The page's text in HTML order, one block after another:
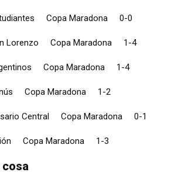
Copa Maradona 0-0
Lorenzo Copa Maradona 1-4
Copa Maradona 1-4
Copa Maradona 1-2
Central Copa Maradona 0-1
Copa Maradona 1-3